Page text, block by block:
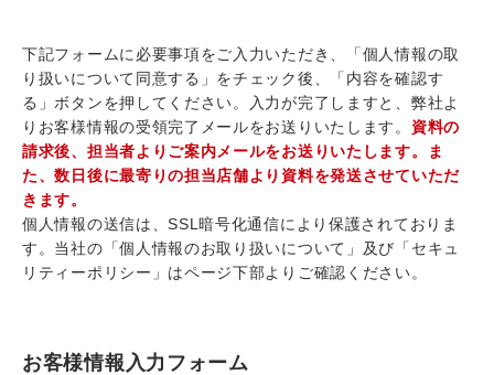
下記フォームに必要事項をご入力いただき、「個人情報の取
り扱いについて同意する」をチェック後、「内容を確認す
る」ボタンを押してください。入力が完了しますと、弊社よ
りお客様情報の受領完了メールをお送りいたします。 資料の
請求後、担当者よりご案内メールをお送りいたします。ま
た、数日後に最寄りの担当店舗より資料を発送させていただ
きます。
個人情報の送信は、SSL暗号化通信により保護されておりま
す。当社の「個人情報のお取り扱いについて」及び「セキュ
リティーポリシー」はページ下部よりご確認ください。
お客様情報入力フォーム